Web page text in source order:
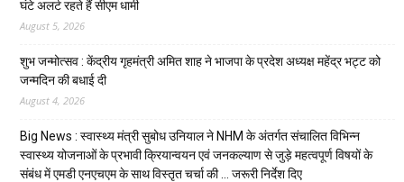
घंटे अलर्ट रहते हैं सीएम धामी
August 5, 2026
शुभ जन्मोत्सव : केंद्रीय गृहमंत्री अमित शाह ने भाजपा के प्रदेश अध्यक्ष महेंद्र भट्ट को
जन्मदिन की बधाई दी
August 4, 2026
Big News : स्वास्थ्य मंत्री सुबोध उनियाल ने NHM के अंतर्गत संचालित विभिन्न
स्वास्थ्य योजनाओं के प्रभावी क्रियान्वयन एवं जनकल्याण से जुड़े महत्वपूर्ण विषयों के
संबंध में एमडी एनएचएम के साथ विस्तृत चर्चा की … जरूरी निर्देश दिए